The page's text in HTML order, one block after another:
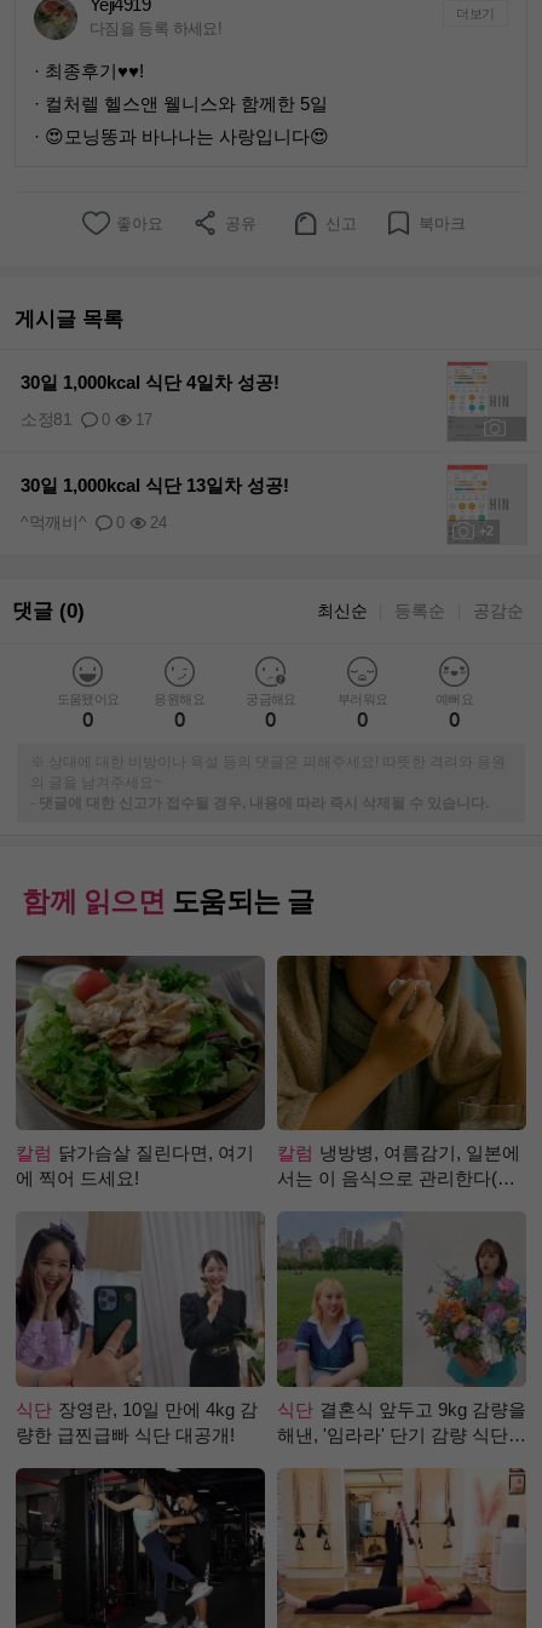
Yeji4919
다짐을 등록 하세요!
더보기
· 최종후기♥♥!
· 컬처렐 헬스앤 웰니스와 함께한 5일
· 😍모닝똥과 바나나는 사랑입니다😍
좋아요 공유 신고 북마크
게시글 목록
30일 1,000kcal 식단 4일차 성공!
0 17
소정81
+2
30일 1,000kcal 식단 13일차 성공!
0 24
^먹깨비^
댓글 (0) 최신순 등록순 공감순
도움됐어요
0
응원해요
0
궁금해요
0
부러워요
0
예뻐요
0
※ 상대에 대한 비방이나 욕설 등의 댓글은 피해주세요! 따뜻한 격려와 응원
-
댓글에 대한 신고가 접수될 경우, 내용에 따라 즉시 삭제될 수 있습니다.
함께 읽으면 도움되는 글
칼럼 닭가슴살 질린다면, 여기
에 찍어 드세요!
칼럼 냉방병, 여름감기, 일본에
서는 이 음식으로 관리한다(생
식단 장영란, 10일 만에 4kg 감
량한 급찐급빠 식단 대공개!
식단 결혼식 앞두고 9kg 감량을
해낸, '임라라' 단기 감량 식단